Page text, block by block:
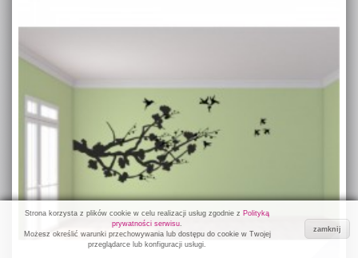
Strona korzysta z plików cookie w celu realizacji usług zgodnie z Polityką
prywatności serwisu.
Możesz określić warunki przechowywania lub dostępu do cookie w Twojej
przeglądarce lub konfiguracji usługi.
zamknij